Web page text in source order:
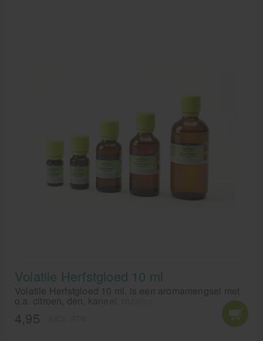
Volatile Herfstgloed 10 ml
Volatile Herfstgloed 10 ml. is een aromamengsel met
o.a. citroen, den, kaneel, rozemarijn, sinaasappel,
4,95